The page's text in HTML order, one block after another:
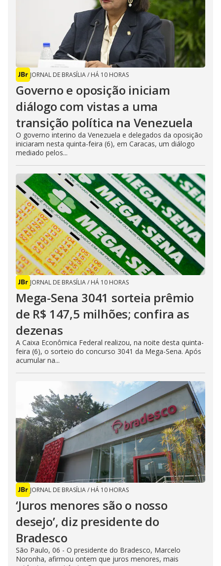
JORNAL DE BRASÍLIA/ HÁ 10 HORAS
Governo e oposição iniciam
diálogo com vistas a uma
transição política na Venezuela
O governo interino da Venezuela e delegados da oposição
iniciaram nesta quinta-feira (6), em Caracas, um diálogo
mediado pelos...
JORNAL DE BRASÍLIA/ HÁ 10 HORAS
Mega-Sena 3041 sorteia prêmio
de R$ 147,5 milhões; confira as
dezenas
A Caixa Econômica Federal realizou, na noite desta quinta-
feira (6), o sorteio do concurso 3041 da Mega-Sena. Após
acumular na...
JORNAL DE BRASÍLIA/ HÁ 10 HORAS
‘Juros menores são o nosso
desejo’, diz presidente do
Bradesco
São Paulo, 06 - O presidente do Bradesco, Marcelo
Noronha, afirmou ontem que juros menores, mais